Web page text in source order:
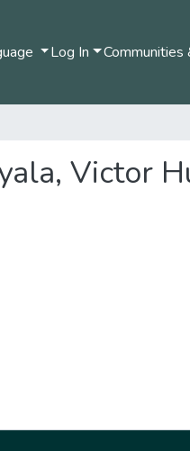
Log In Communities
Victor